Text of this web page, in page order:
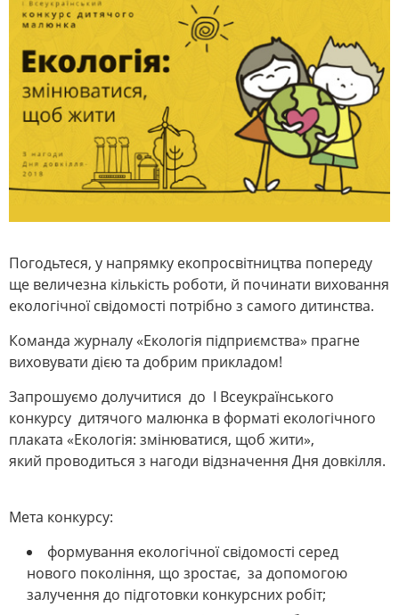
Погодьтеся, у напрямку екопросвітництва попереду
ще величезна кількість роботи, й починати виховання
екологічної свідомості потрібно з самого дитинства.
Команда журналу «Екологія підприємства» прагне
виховувати дією та добрим прикладом!
Запрошуємо долучитися до I Всеукраїнського
конкурсу дитячого малюнка в форматі екологічного
плаката «Екологія: змінюватися, щоб жити»,
який проводиться з нагоди відзначення Дня довкілля.
Мета конкурсу:
формування екологічної свідомості серед
нового покоління, що зростає, за допомогою
залучення до підготовки конкурсних робіт;